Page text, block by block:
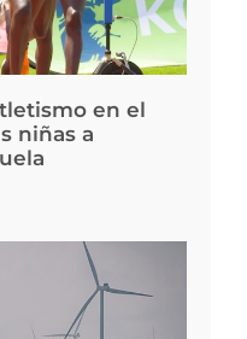
en el
niñas a